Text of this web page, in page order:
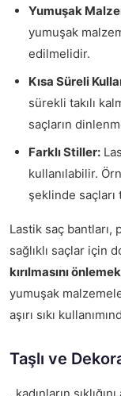
Yumuşak
yumuşak
edilmelidir.
Kısa Süreli
sürekli takılı
saçların
Farklı Stiller:
kullanılabilir.
şeklinde saçları
Lastik saç bantları,
sağlıklı saçlar için
kırılmasını önlemek
yumuşak
aşırı sıkı
Taşlı ve
, kadınların